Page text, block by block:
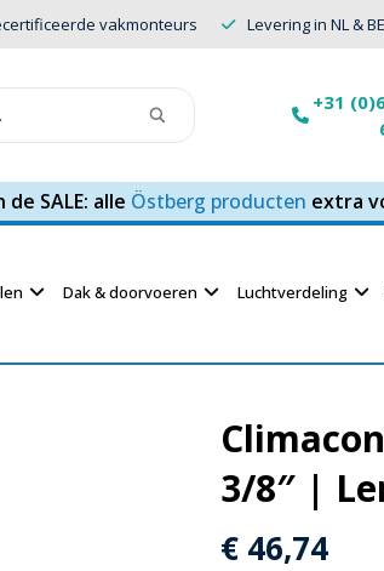
vakmonteurs Levering in NL & BE
+31
de SALE: alle Östberg producten extra
Dak & doorvoeren Luchtverdeling
3/8″ |
€ 46,74